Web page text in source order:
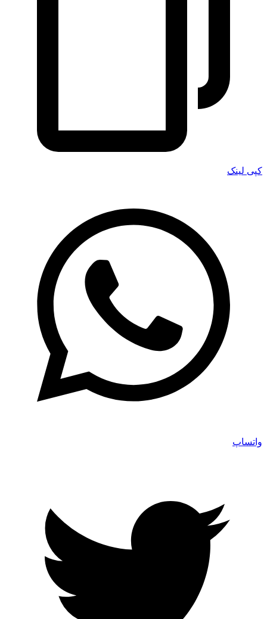
کپی لینک
واتساپ